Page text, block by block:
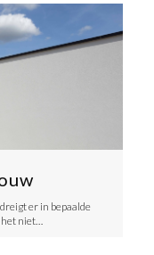
er in bepaalde
het niet…